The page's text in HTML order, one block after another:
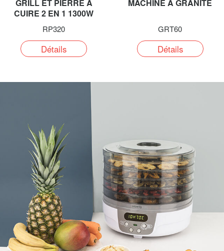
GRILL ET PIERRE A
CUIRE 2 EN 1 1300W
RP320
Détails
MACHINE À GRANITÉ
GRT60
Détails